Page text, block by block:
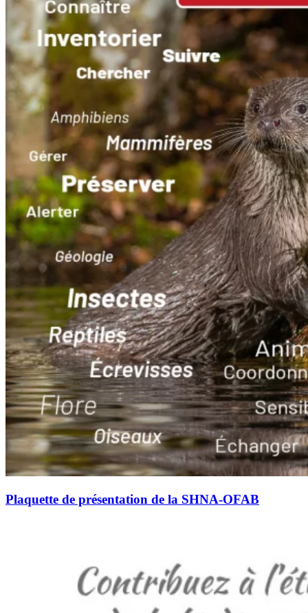
Plaquette de présentation de la SHNA-OFAB